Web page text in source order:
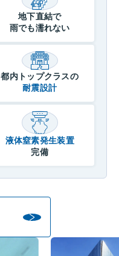
地下直結で
雨でも濡れない
都内トップクラスの
耐震設計
液体窒素発生装置
完備